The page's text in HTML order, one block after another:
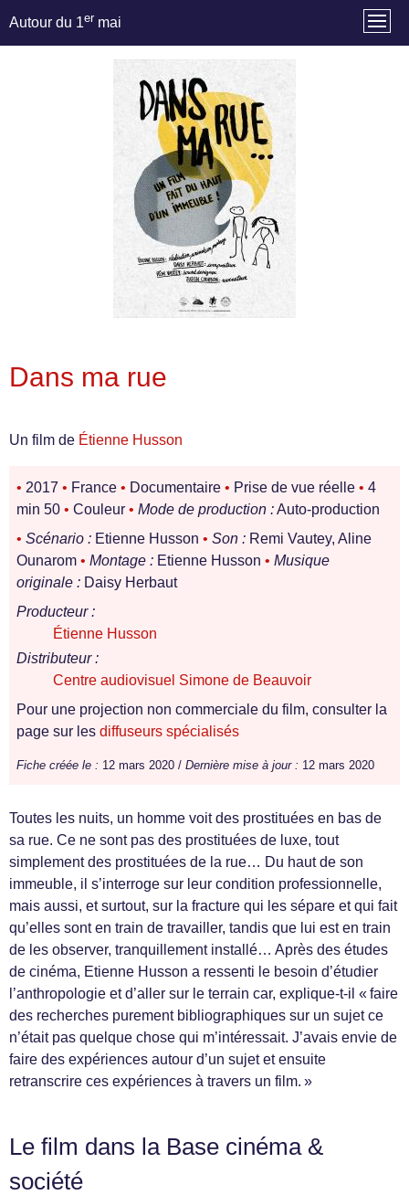
Autour du 1er mai
Dans ma rue
Un film de Étienne Husson
• 2017 • France • Documentaire • Prise de vue réelle • 4
min 50 • Couleur • Mode de production :Auto-production
• Scénario : Etienne Husson • Son : Remi Vautey, Aline
Ounarom • Montage : Etienne Husson • Musique
originale : Daisy Herbaut
Producteur :
Étienne Husson
Distributeur :
Centre audiovisuel Simone de Beauvoir
Pour une projection non commerciale du film, consulter la
page sur les diffuseurs spécialisés
Fiche créée le : 12 mars 2020 / Dernière mise à jour : 12 mars 2020
Toutes les nuits, un homme voit des prostituées en bas de
sa rue. Ce ne sont pas des prostituées de luxe, tout
simplement des prostituées de la rue… Du haut de son
immeuble, il s’interroge sur leur condition professionnelle,
mais aussi, et surtout, sur la fracture qui les sépare et qui fait
qu’elles sont en train de travailler, tandis que lui est en train
de les observer, tranquillement installé… Après des études
de cinéma, Etienne Husson a ressenti le besoin d’étudier
l’anthropologie et d’aller sur le terrain car, explique-t-il « faire
des recherches purement bibliographiques sur un sujet ce
n’était pas quelque chose qui m’intéressait. J’avais envie de
faire des expériences autour d’un sujet et ensuite
retranscrire ces expériences à travers un film. »
Le film dans la Base cinéma &
société